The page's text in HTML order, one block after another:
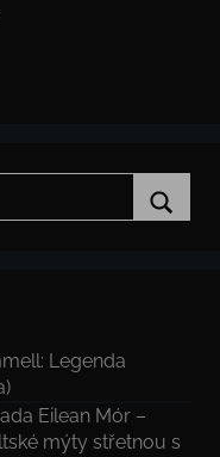
Legenda
Eilean Mór –
mýty střetnou s